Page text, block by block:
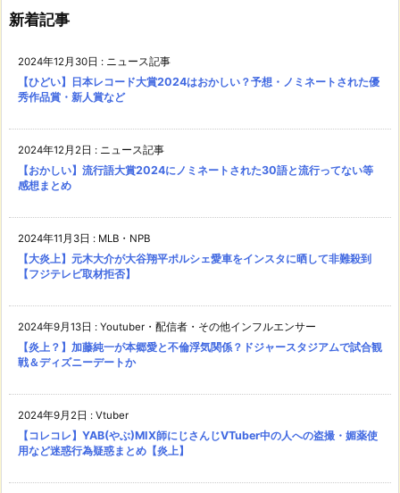
新着記事
2024年12月30日 : ニュース記事
【ひどい】日本レコード大賞2024はおかしい？予想・ノミネートされた優
秀作品賞・新人賞など
2024年12月2日 : ニュース記事
【おかしい】流行語大賞2024にノミネートされた30語と流行ってない等
感想まとめ
2024年11月3日 : MLB・NPB
【大炎上】元木大介が大谷翔平ポルシェ愛車をインスタに晒して非難殺到
【フジテレビ取材拒否】
2024年9月13日 : Youtuber・配信者・その他インフルエンサー
【炎上？】加藤純一が本郷愛と不倫浮気関係？ドジャースタジアムで試合観
戦＆ディズニーデートか
2024年9月2日 : Vtuber
【コレコレ】YAB(やぶ)MIX師にじさんじVTuber中の人への盗撮・媚薬使
用など迷惑行為疑惑まとめ【炎上】